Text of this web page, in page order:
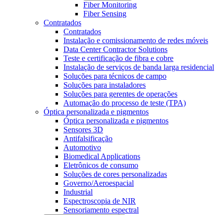
Fiber Monitoring
Fiber Sensing
Contratados
Contratados
Instalação e comissionamento de redes móveis
Data Center Contractor Solutions
Teste e certificação de fibra e cobre
Instalação de serviços de banda larga residencial
Soluções para técnicos de campo
Soluções para instaladores
Soluções para gerentes de operações
Automação do processo de teste (TPA)
Óptica personalizada e pigmentos
Óptica personalizada e pigmentos
Sensores 3D
Antifalsificação
Automotivo
Biomedical Applications
Eletrônicos de consumo
Soluções de cores personalizadas
Governo/Aeroespacial
Industrial
Espectroscopia de NIR
Sensoriamento espectral